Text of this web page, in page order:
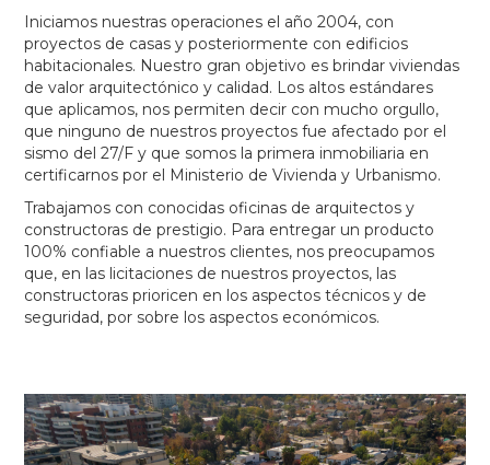
Iniciamos nuestras operaciones el año 2004, con
proyectos de casas y posteriormente con edificios
habitacionales. Nuestro gran objetivo es brindar viviendas
de valor arquitectónico y calidad. Los altos estándares
que aplicamos, nos permiten decir con mucho orgullo,
que ninguno de nuestros proyectos fue afectado por el
sismo del 27/F y que somos la primera inmobiliaria en
certificarnos por el Ministerio de Vivienda y Urbanismo.
Trabajamos con conocidas oficinas de arquitectos y
constructoras de prestigio. Para entregar un producto
100% confiable a nuestros clientes, nos preocupamos
que, en las licitaciones de nuestros proyectos, las
constructoras prioricen en los aspectos técnicos y de
seguridad, por sobre los aspectos económicos.